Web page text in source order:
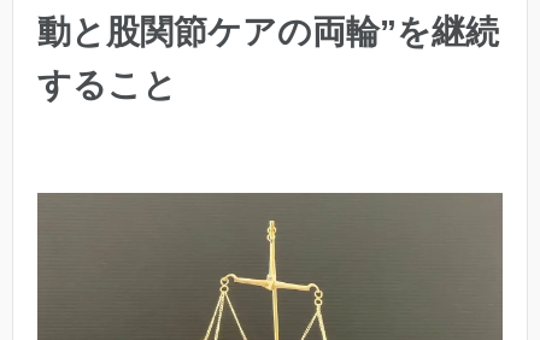
動と股関節ケアの両輪”を継続
すること